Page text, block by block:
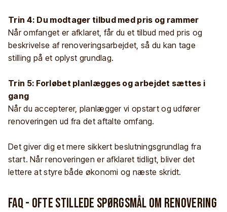
Trin 4: Du modtager tilbud med pris og rammer
Når omfanget er afklaret, får du et tilbud med pris og
beskrivelse af renoveringsarbejdet, så du kan tage
stilling på et oplyst grundlag.
Trin 5: Forløbet planlægges og arbejdet sættes i
gang
Når du accepterer, planlægger vi opstart og udfører
renoveringen ud fra det aftalte omfang.
Det giver dig et mere sikkert beslutningsgrundlag fra
start. Når renoveringen er afklaret tidligt, bliver det
lettere at styre både økonomi og næste skridt.
FAQ - Ofte stillede spørgsmål om renovering